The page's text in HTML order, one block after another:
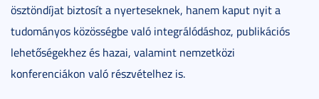
ösztöndíjat biztosít a nyerteseknek, hanem kaput nyit a
tudományos közösségbe való integrálódáshoz, publikációs
lehetőségekhez és hazai, valamint nemzetközi
konferenciákon való részvételhez is.